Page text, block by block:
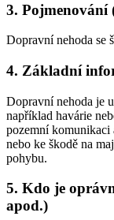
3. Pojmenování
Dopravní nehoda se
4. Základní
Dopravní nehoda je
například havárie
pozemní komunikaci
nebo ke škodě na
pohybu.
5. Kdo je
apod.)